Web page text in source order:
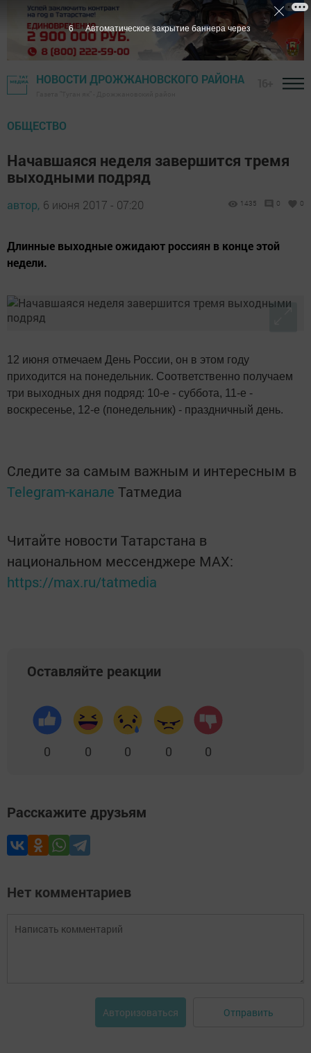
НОВОСТИ ДРОЖЖАНОВСКОГО РАЙОНА
ОБЩЕСТВО
Начавшаяся неделя завершится тремя
выходными подряд
автор, 6 июня 2017 - 07:20 1435 0 0
Длинные выходные ожидают россиян в конце этой
недели.
12 июня отмечаем День России, он в этом году
приходится на понедельник. Соответственно получаем
три выходных дня подряд: 10-е - суббота, 11-е -
воскресенье, 12-е (понедельник) - праздничный день.
Следите за самым важным и интересным в
Telegram-канале Татмедиа
Читайте новости Татарстана в
национальном мессенджере MАХ:
https://max.ru/tatmedia
Оставляйте реакции
0 0 0 0 0
Расскажите друзьям
Нет комментариев
Авторизоваться Отправить
5 Автоматическое закрытие баннера через